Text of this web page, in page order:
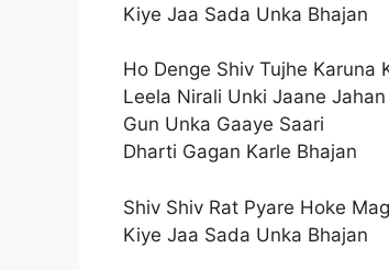
Kiye Jaa Sada Unka Bhajan
Ho Denge Shiv Tujhe Karuna
Leela Nirali Unki Jaane Jahan
Gun Unka Gaaye Saari
Dharti Gagan Karle Bhajan
Shiv Shiv Rat Pyare Hoke
Kiye Jaa Sada Unka Bhajan